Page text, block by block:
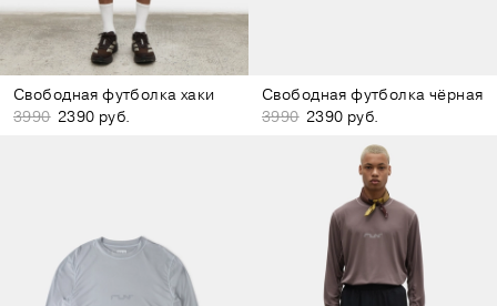
Свободная футболка хаки
3990 2390 руб.
Свободная футболка чёрная
3990 2390 руб.